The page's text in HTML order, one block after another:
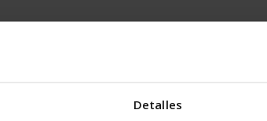
Detalles